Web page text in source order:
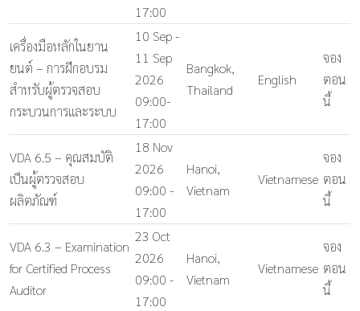
17:00
เครื่องมือหลักในยาน
ยนต์ – การฝึกอบรม
สำหรับผู้ตรวจสอบ
กระบวนการและระบบ
10 Sep -
11 Sep
2026
09:00-
17:00
Bangkok,
Thailand
English
จอง
ตอน
นี้
VDA 6.5 – คุณสมบัติ
เป็นผู้ตรวจสอบ
ผลิตภัณฑ์
18 Nov
2026
09:00 -
17:00
Hanoi,
Vietnam
Vietnamese
จอง
ตอน
นี้
VDA 6.3 – Examination
for Certified Process
Auditor
23 Oct
2026
09:00 -
17:00
Hanoi,
Vietnam
Vietnamese
จอง
ตอน
นี้